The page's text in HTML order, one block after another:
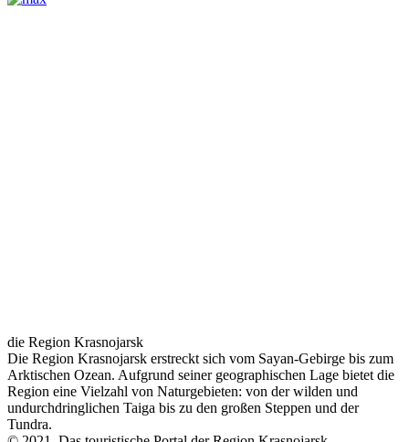
die Region Krasnojarsk
Die Region Krasnojarsk erstreckt sich vom Sayan-Gebirge bis zum
Arktischen Ozean. Aufgrund seiner geographischen Lage bietet die
Region eine Vielzahl von Naturgebieten: von der wilden und
undurchdringlichen Taiga bis zu den großen Steppen und der
Tundra.